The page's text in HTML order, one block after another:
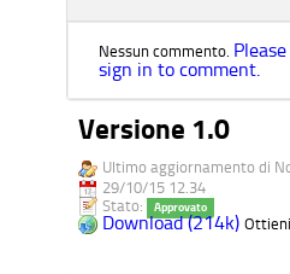
Nessun commento. Please
sign in to comment.
Versione 1.0
Ultimo aggiornamento di
29/10/15 12.34
Stato:
Approvato
Download (214k) Ottieni